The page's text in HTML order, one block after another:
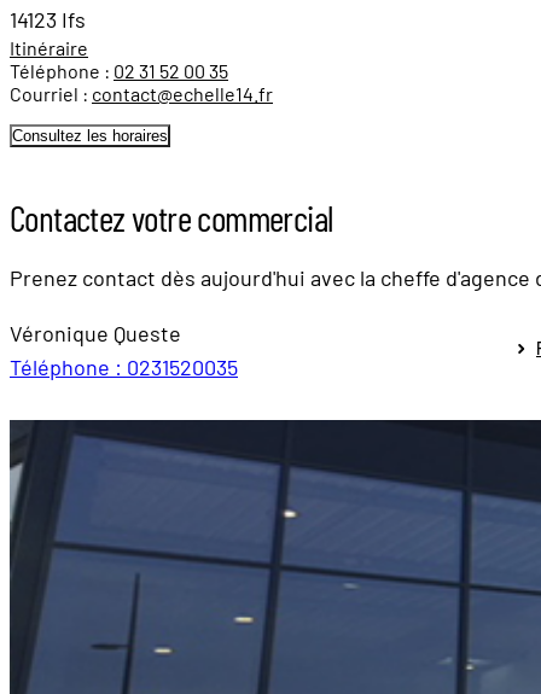
14123 Ifs
Itinéraire
Téléphone : 02 31 52 00 35
Courriel : contact@echelle14.fr
Consultez les horaires
Contactez votre commercial
Prenez contact dès aujourd'hui avec la cheffe
Véronique Queste
Téléphone : 0231520035